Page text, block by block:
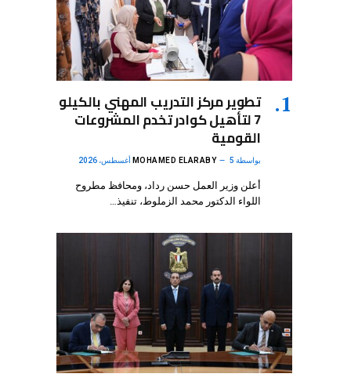
تطوير مركز التدريب المهني بالكيلو
7 لتأهيل كوادر تخدم المشروعات
القومية
بواسطة MOHAMED ELARABY 5 أغسطس، 2026
أعلن وزير العمل حسن رداد، ومحافظ مطروح
اللواء الدكتور محمد الزملوط، تنفيذ…